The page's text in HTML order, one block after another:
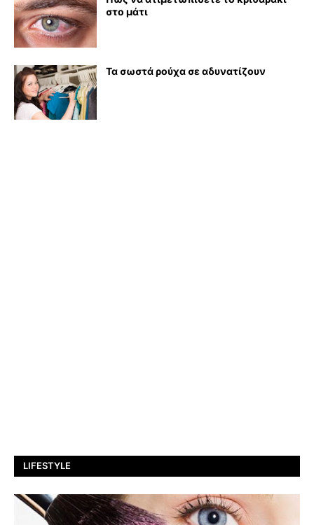
στο μάτι
Τα σωστά ρούχα σε αδυνατίζουν
LIFESTYLE